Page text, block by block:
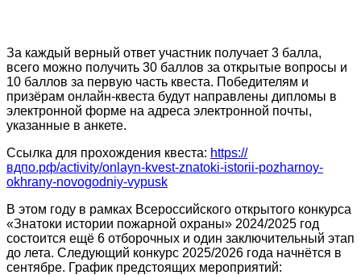
За каждый верный ответ участник получает 3 балла,
всего можно получить 30 баллов за открытые вопросы и
10 баллов за первую часть квеста. Победителям и
призёрам онлайн-квеста будут направлены дипломы в
электронной форме на адреса электронной почты,
указанные в анкете.
Ссылка для прохождения квеста: https://
вдпо.рф/activity/onlayn-kvest-znatoki-istorii-pozharnoy-
okhrany-novogodniy-vypusk
В этом году в рамках Всероссийского открытого конкурса
«Знатоки истории пожарной охраны» 2024/2025 год
состоится ещё 6 отборочных и один заключительный этап
до лета. Следующий конкурс 2025/2026 года начнётся в
сентябре. График предстоящих мероприятий: